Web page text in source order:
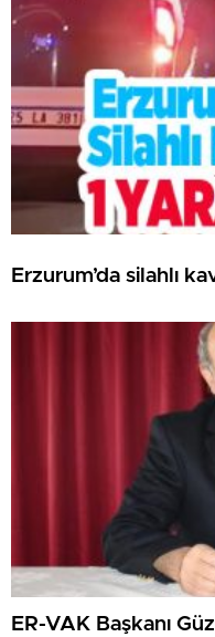
Erzurum’da silahlı
ER-VAK Başkanı